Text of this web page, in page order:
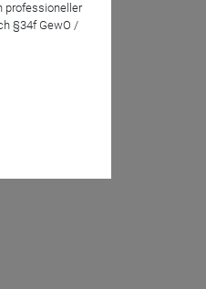
professioneller
§34f GewO /